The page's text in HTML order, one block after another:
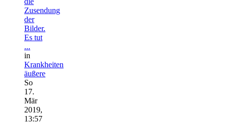
Zusendung
der
Bilder.
Es tut
...
in
Krankheiten
äußere
So
17.
Mär
2019,
13:57